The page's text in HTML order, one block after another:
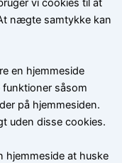
vi cookies til at
nægte samtykke kan
en hjemmeside
såsom
på hjemmesiden.
uden disse cookies.
hjemmeside at huske